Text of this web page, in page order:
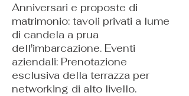
Anniversari e proposte di
matrimonio: tavoli privati ​​a lume
di candela a prua
dell'imbarcazione. Eventi
aziendali: Prenotazione
esclusiva della terrazza per
networking di alto livello.